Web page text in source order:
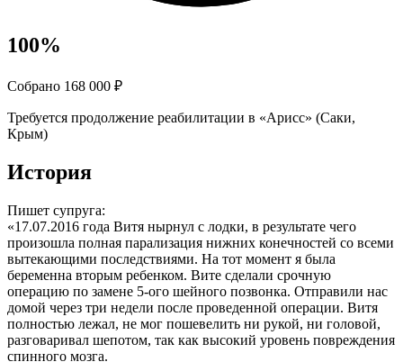
100%
Собрано 168 000 ₽
Требуется продолжение реабилитации в «Арисс» (Саки,
Крым)
История
Пишет супруга:
«17.07.2016 года Витя нырнул с лодки, в результате чего
произошла полная парализация нижних конечностей со всеми
вытекающими последствиями. На тот момент я была
беременна вторым ребенком. Вите сделали срочную
операцию по замене 5-ого шейного позвонка. Отправили нас
домой через три недели после проведенной операции. Витя
полностью лежал, не мог пошевелить ни рукой, ни головой,
разговаривал шепотом, так как высокий уровень повреждения
спинного мозга.